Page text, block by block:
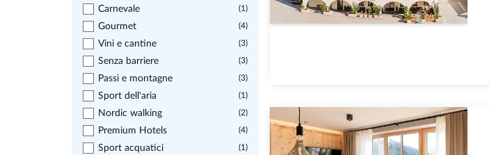
Carnevale (1)
Gourmet (4)
Vini e cantine (3)
Senza barriere (3)
Passi e montagne (3)
Sport dell'aria (1)
Nordic walking (2)
Premium Hotels (4)
Sport acquatici (1)